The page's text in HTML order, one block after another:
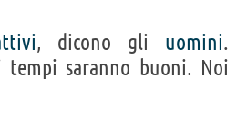
, dicono gli uomini.
tempi saranno buoni. Noi